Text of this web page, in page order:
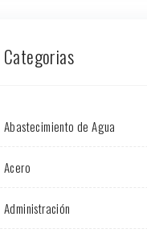
Categorias
Abastecimiento de Agua
Acero
Administración